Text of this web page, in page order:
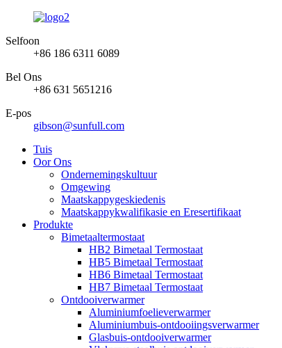
Selfoon
+86 186 6311 6089
Bel Ons
+86 631 5651216
E-pos
gibson@sunfull.com
Tuis
Oor Ons
Ondernemingskultuur
Omgewing
Maatskappygeskiedenis
Maatskappykwalifikasie en Eresertifikaat
Produkte
Bimetaaltermostaat
HB2 Bimetaal Termostaat
HB5 Bimetaal Termostaat
HB6 Bimetaal Termostaat
HB7 Bimetaal Termostaat
Ontdooiverwarmer
Aluminiumfoelieverwarmer
Aluminiumbuis-ontdooiingsverwarmer
Glasbuis-ontdooiverwarmer